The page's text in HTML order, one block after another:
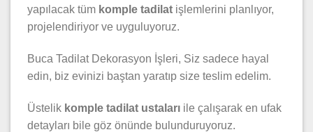
yapılacak tüm komple tadilat işlemlerini planlıyor,
projelendiriyor ve uyguluyoruz.
Buca Tadilat Dekorasyon İşleri, Siz sadece hayal
edin, biz evinizi baştan yaratıp size teslim edelim.
Üstelik komple tadilat ustaları ile çalışarak en ufak
detayları bile göz önünde bulunduruyoruz.